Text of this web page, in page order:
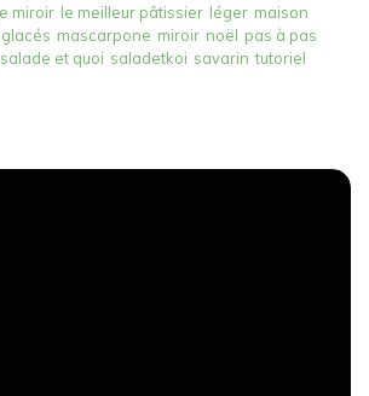
miroir le meilleur pâtissier léger maison
mascarpone miroir noël pas à pas
salade et quoi saladetkoi savarin tutoriel